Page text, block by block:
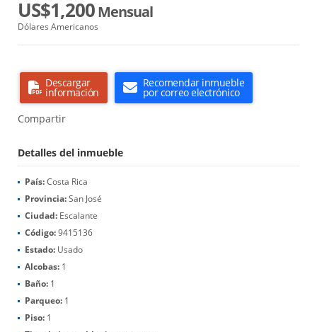
US$1,200Mensual
Dólares Americanos
Descargar
información
Recomendar inmueble
por correo electrónico
Compartir
Detalles del inmueble
País:Costa Rica
Provincia:San José
Ciudad: Escalante
Código:9415136
Estado: Usado
Alcobas: 1
Baño: 1
Parqueo: 1
Piso: 1